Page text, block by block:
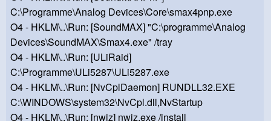
C:\Programme\Analog Devices\Core\smax4pnp.exe
O4 - HKLM\..\Run: [SoundMAX] "C:\programme\Analog
Devices\SoundMAX\Smax4.exe" /tray
O4 - HKLM\..\Run: [ULiRaid]
C:\Programme\ULi5287\ULi5287.exe
O4 - HKLM\..\Run: [NvCplDaemon] RUNDLL32.EXE
C:\WINDOWS\system32\NvCpl.dll,NvStartup
O4 - HKLM\..\Run: [nwiz] nwiz.exe /install